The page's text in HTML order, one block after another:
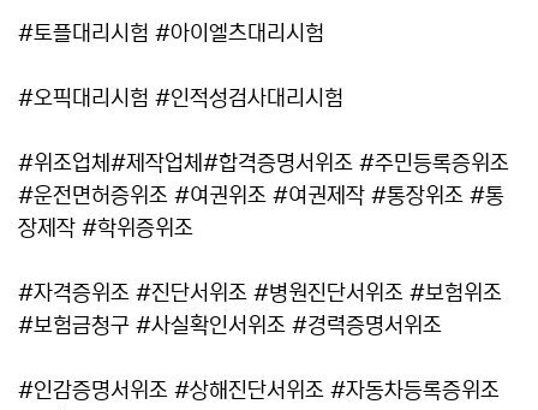
#토플대리시험 #아이엘츠대리시험
#오픽대리시험 #인적성검사대리시험
#위조업체#제작업체#합격증명서위조 #주민등록증위조
#운전면허증위조 #여권위조 #여권제작 #통장위조 #통
장제작 #학위증위조
#자격증위조 #진단서위조 #병원진단서위조 #보험위조
#보험금청구 #사실확인서위조 #경력증명서위조
#인감증명서위조 #상해진단서위조 #자동차등록증위조